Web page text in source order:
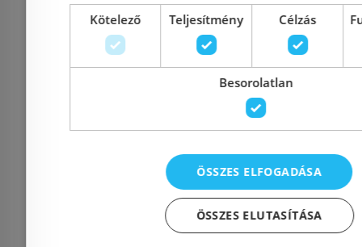
Kosárba
-3% Rendelésre
Kötelező Teljesítmény Célzás
Besorolatlan
ÖSSZES ELFOGADÁSA
ÖSSZES ELUTASÍTÁSA